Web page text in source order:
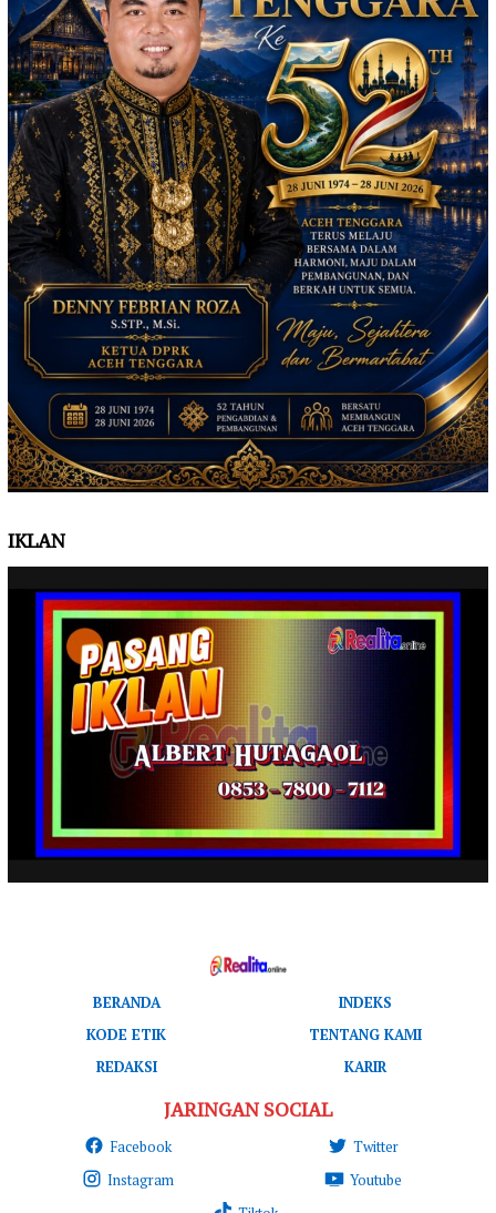
IKLAN
BERANDA
INDEKS
KODE ETIK
TENTANG KAMI
REDAKSI
KARIR
JARINGAN SOCIAL
Facebook
Twitter
Instagram
Youtube